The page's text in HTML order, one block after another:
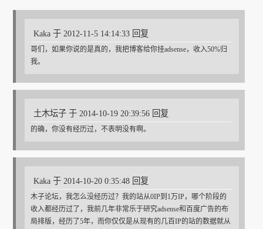
Kaka 于 2012-11-5 14:14:33 回复
哥们，如果你说的是真的，我把博客给你挂adsense，收入50%归
我。
土木坛子 于 2014-10-19 20:39:56 回复
的确，你没有经历过，不表明没有啊。
Kaka 于 2014-10-20 0:35:48 回复
木子论坛，我怎么没经历过？我的站从0IP到1万IP，哪个阶段的
收入都经历过了，我前几年非常乐于研究adsense和百度广告的布
局排版，经历了5年，而你仅仅是从现有的几百IP的站的数据就从